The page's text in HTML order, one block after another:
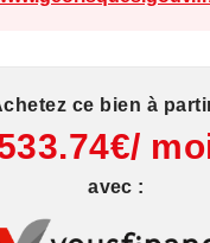
ce bien à
avec :